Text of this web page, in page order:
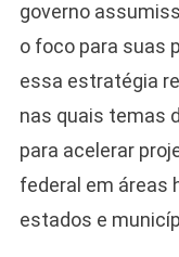
governo
o foco para suas
essa estratégia
nas quais temas
para acelerar
federal em áreas
estados e